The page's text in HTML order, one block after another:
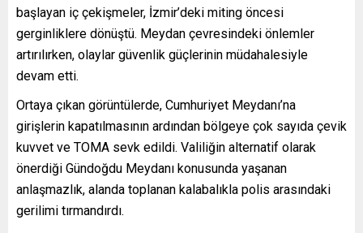
başlayan iç çekişmeler, İzmir’deki miting öncesi
gerginliklere dönüştü. Meydan çevresindeki önlemler
artırılırken, olaylar güvenlik güçlerinin müdahalesiyle
devam etti.
Ortaya çıkan görüntülerde, Cumhuriyet Meydanı’na
girişlerin kapatılmasının ardından bölgeye çok sayıda çevik
kuvvet ve TOMA sevk edildi. Valiliğin alternatif olarak
önerdiği Gündoğdu Meydanı konusunda yaşanan
anlaşmazlık, alanda toplanan kalabalıkla polis arasındaki
gerilimi tırmandırdı.